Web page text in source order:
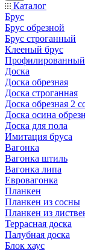
Каталог
Брус
Брус обрезной
Брус строганный
Клееный брус
Профилированный
Доска
Доска обрезная
Доска строганная
Доска обрезная 2
Доска осина
Доска для пола
Имитация бруса
Вагонка
Вагонка штиль
Вагонка липа
Евровагонка
Планкен
Планкен из сосны
Планкен из
Террасная доска
Палубная доска
Блок хаус